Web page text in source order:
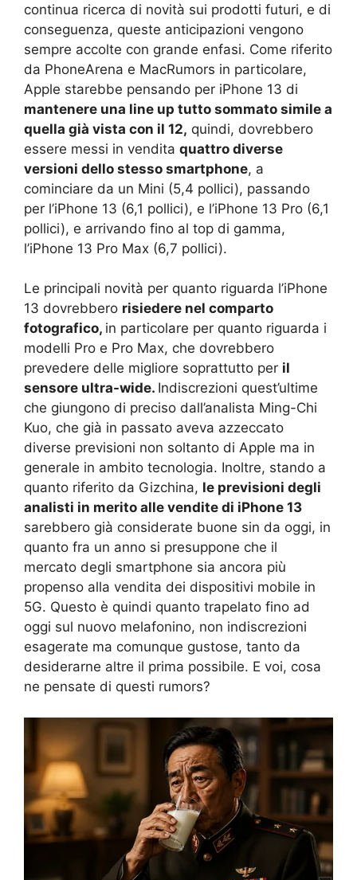
continua ricerca di novità sui prodotti futuri, e di
conseguenza, queste anticipazioni vengono
sempre accolte con grande enfasi. Come riferito
da PhoneArena e MacRumors in particolare,
Apple starebbe pensando per iPhone 13 di
mantenere una line up tutto sommato simile a
quella già vista con il 12, quindi, dovrebbero
essere messi in vendita quattro diverse
versioni dello stesso smartphone, a
cominciare da un Mini (5,4 pollici), passando
per l’iPhone 13 (6,1 pollici), e l’iPhone 13 Pro (6,1
pollici), e arrivando fino al top di gamma,
l’iPhone 13 Pro Max (6,7 pollici).
Le principali novità per quanto riguarda l’iPhone
13 dovrebbero risiedere nel comparto
fotografico, in particolare per quanto riguarda i
modelli Pro e Pro Max, che dovrebbero
prevedere delle migliore soprattutto per il
sensore ultra-wide. Indiscrezioni quest’ultime
che giungono di preciso dall’analista Ming-Chi
Kuo, che già in passato aveva azzeccato
diverse previsioni non soltanto di Apple ma in
generale in ambito tecnologia. Inoltre, stando a
quanto riferito da Gizchina, le previsioni degli
analisti in merito alle vendite di iPhone 13
sarebbero già considerate buone sin da oggi, in
quanto fra un anno si presuppone che il
mercato degli smartphone sia ancora più
propenso alla vendita dei dispositivi mobile in
5G. Questo è quindi quanto trapelato fino ad
oggi sul nuovo melafonino, non indiscrezioni
esagerate ma comunque gustose, tanto da
desiderarne altre il prima possibile. E voi, cosa
ne pensate di questi rumors?